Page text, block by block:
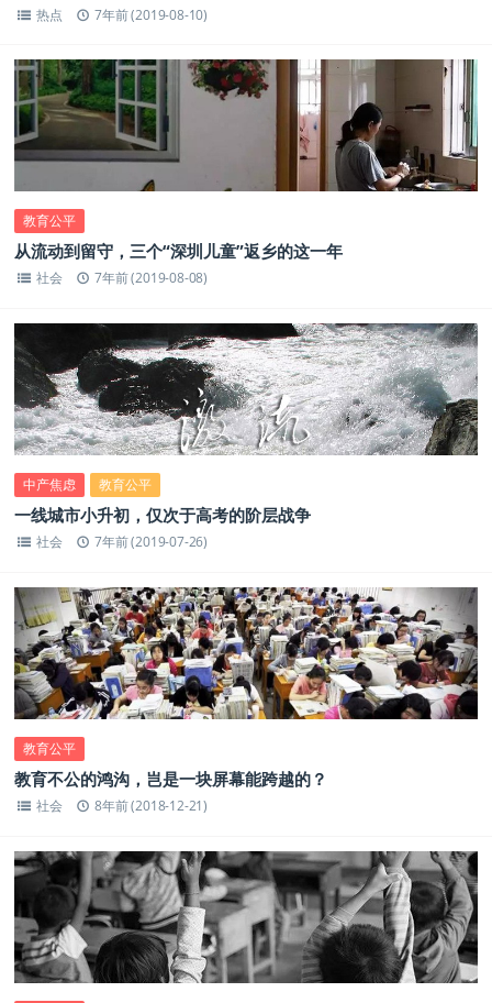
热点 7年前 (2019-08-10)
教育公平
从流动到留守，三个“深圳儿童”返乡的这一年
社会 7年前 (2019-08-08)
中产焦虑 教育公平
一线城市小升初，仅次于高考的阶层战争
社会 7年前 (2019-07-26)
教育公平
教育不公的鸿沟，岂是一块屏幕能跨越的？
社会 8年前 (2018-12-21)